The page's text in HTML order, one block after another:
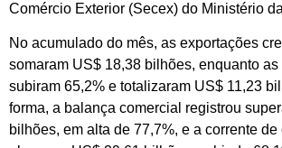
Comércio Exterior (Secex) do Ministério
No acumulado do mês, as exportações
somaram US$ 18,38 bilhões, enquanto
subiram 65,2% e totalizaram US$ 11,23
forma, a balança comercial registrou
bilhões, em alta de 77,7%, e a corrente de